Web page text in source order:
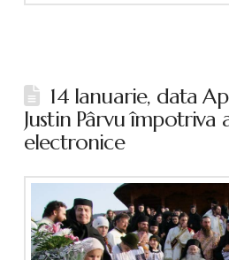
14 Ianuarie, data
Justin Pârvu împotriva
electronice